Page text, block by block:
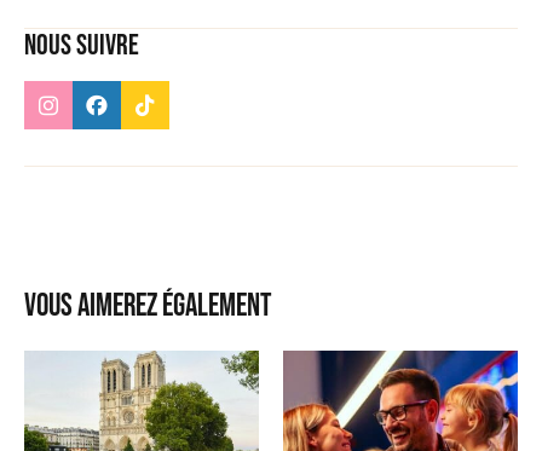
Nous suivre
Vous aimerez également